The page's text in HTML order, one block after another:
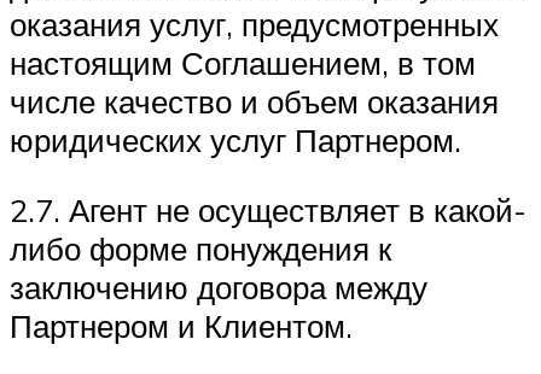
оказания услуг, предусмотренных
настоящим Соглашением, в том
числе качество и объем оказания
юридических услуг Партнером.
2.7. Агент не осуществляет в какой-
либо форме понуждения к
заключению договора между
Партнером и Клиентом.